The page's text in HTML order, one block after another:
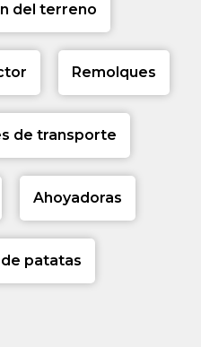
del terreno
Remolques
de transporte
Ahoyadoras
patatas